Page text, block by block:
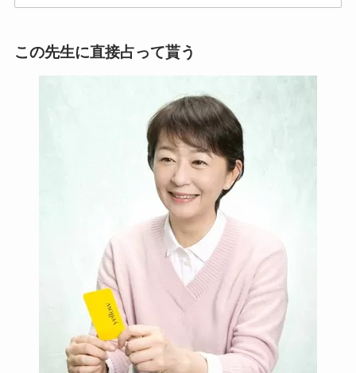
この先生に直接占って貰う